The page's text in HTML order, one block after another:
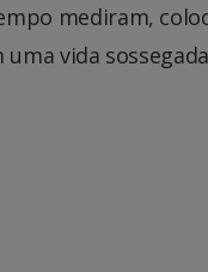
mediram,
vida